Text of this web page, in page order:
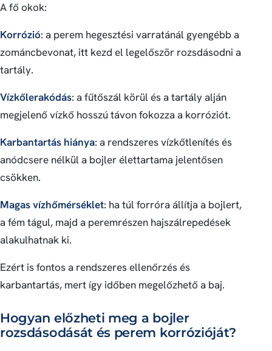
A fő okok:
Korrózió: a perem hegesztési varratánál gyengébb a
zománcbevonat, itt kezd el legelőször rozsdásodni a
tartály.
Vízkőlerakódás: a fűtőszál körül és a tartály alján
megjelenő vízkő hosszú távon fokozza a korróziót.
Karbantartás hiánya: a rendszeres vízkőtlenítés és
anódcsere nélkül a bojler élettartama jelentősen
csökken.
Magas vízhőmérséklet: ha túl forróra állítja a bojlert,
a fém tágul, majd a peremrészen hajszálrepedések
alakulhatnak ki.
Ezért is fontos a rendszeres ellenőrzés és
karbantartás, mert így időben megelőzhető a baj.
Hogyan előzheti meg a bojler
rozsdásodását és perem korrózióját?